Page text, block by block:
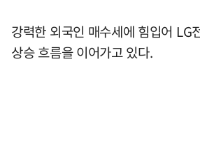
강력한 외국인 매수세에 힘입어 LG
상승 흐름을 이어가고 있다.